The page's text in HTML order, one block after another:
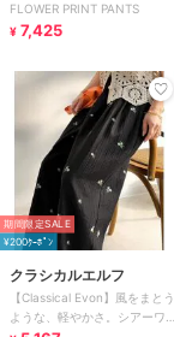
FLOWER PRINT PANTS
¥ 7,425
期間限定SALE
¥200ｸｰﾎﾟﾝ
クラシカルエルフ
【Classical Evon】風をまとう
ような、軽やかさ。シアーワッ